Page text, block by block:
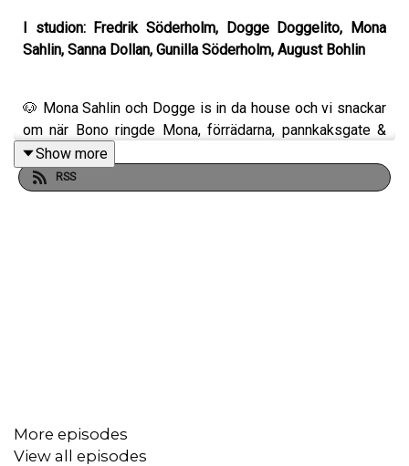
I studion: Fredrik Söderholm, Dogge Doggelito, Mona
Sahlin, Sanna Dollan, Gunilla Söderholm, August Bohlin
🐶 Mona Sahlin och Dogge is in da house och vi snackar
om när Bono ringde Mona, förrädarna, pannkaksgate &
när Dogge var med på en problematisk bokmässa med
nazister och yogalärare!
beskedet i eftersnacket.
Show more
RSS
More episodes
View all episodes